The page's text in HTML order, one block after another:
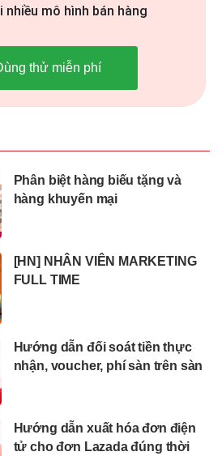
nhiều mô hình bán hàng
thử miễn phí
Phân biệt hàng biếu tặng và
hàng khuyến mại
[HN] NHÂN VIÊN MARKETING
FULL TIME
Hướng dẫn đối soát tiền thực
nhận, voucher, phí sàn trên sàn
Hướng dẫn xuất hóa đơn điện
tử cho đơn Lazada đúng thời